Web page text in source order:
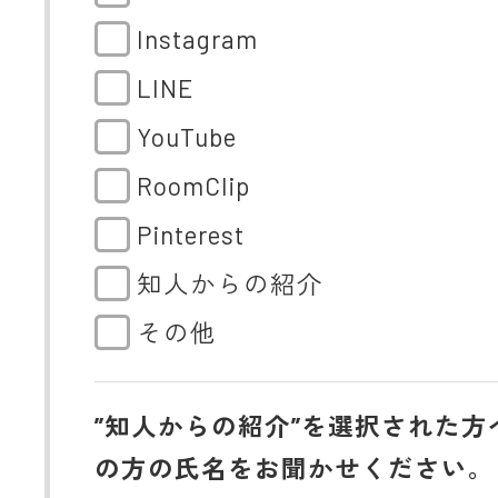
Instagram
LINE
YouTube
RoomClip
Pinterest
知人からの紹介
その他
”知人からの紹介”を選択された方
の方の氏名をお聞かせください。